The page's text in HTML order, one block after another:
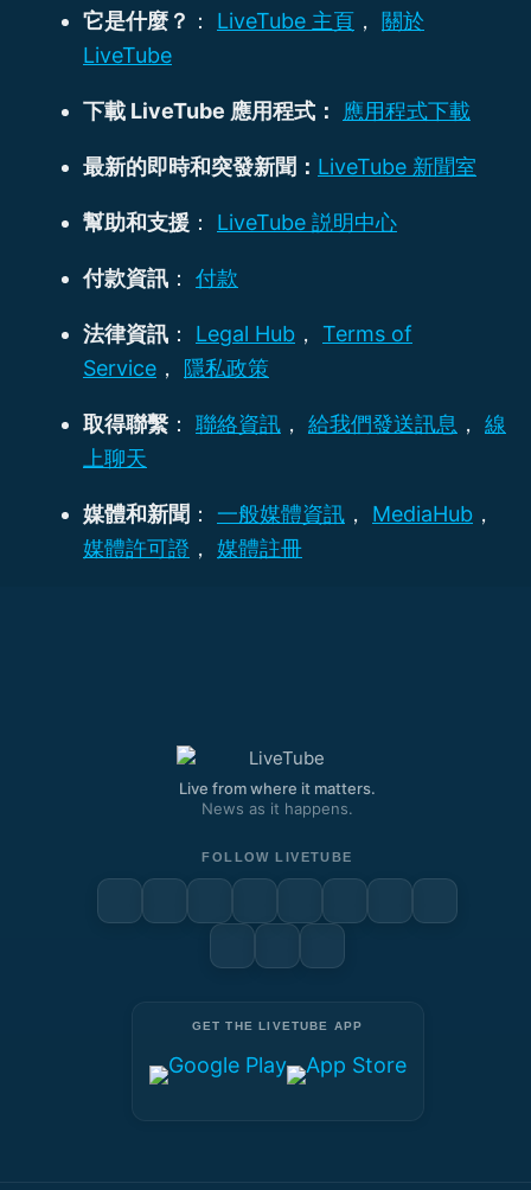
它是什麼？ ： LiveTube 主頁 ， 關於
LiveTube
下載 LiveTube 應用程式： 應用程式下載
最新的即時和突發新聞： LiveTube 新聞室
幫助和支援 ： LiveTube 説明中心
付款資訊 ： 付款
法律資訊 ： Legal Hub ， Terms of
Service ， 隱私政策
取得聯繫 ： 聯絡資訊 ， 給我們發送訊息 ， 線
上聊天
媒體和新聞 ： 一般媒體資訊 ， MediaHub ，
媒體許可證 ， 媒體註冊
Live from where it matters.
News as it happens.
FOLLOW LIVETUBE
GET THE LIVETUBE APP